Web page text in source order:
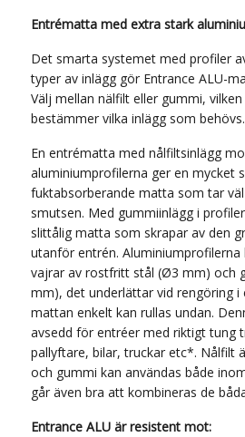
Entrématta med extra stark
Det smarta systemet med profiler
typer av inlägg gör Entrance ALU-
Välj mellan nälfilt eller gummi,
bestämmer vilka inlägg som behövs.
En entrématta med nålfiltsinlägg
aluminiumprofilerna ger en mycket
fuktabsorberande matta som tar väl
smutsen. Med gummiinlägg i
slittålig matta som skrapar av den
utanför entrén.
vajrar av rostfritt stål (Ø3 mm) och
mm), det underlättar vid rengöring i
mattan enkelt kan rullas undan.
avsedd för entréer med riktigt tung
pallyftare, bilar, truckar etc*. Nålfilt
och gummi kan användas både
går även bra att kombineras de
Entrance ALU är resistent mot: